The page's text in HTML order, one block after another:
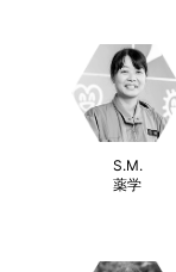
S.M.
薬学